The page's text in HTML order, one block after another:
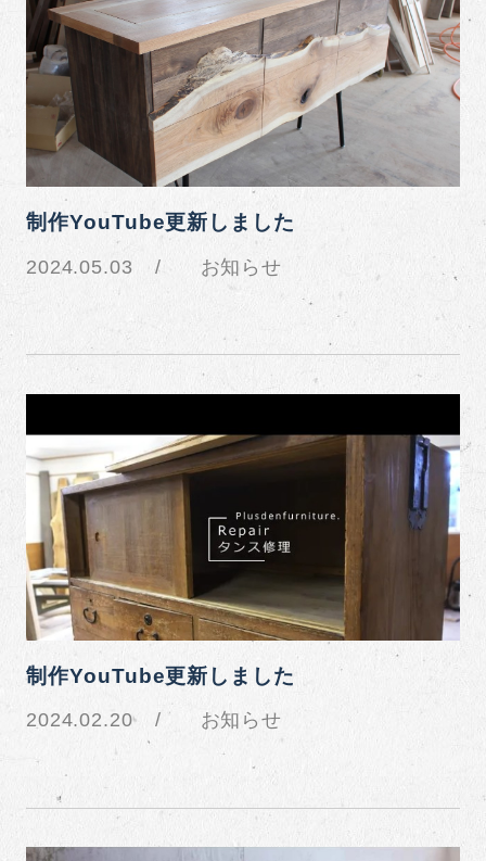
制作YouTube更新しました
2024.05.03 お知らせ
制作YouTube更新しました
2024.02.20 お知らせ